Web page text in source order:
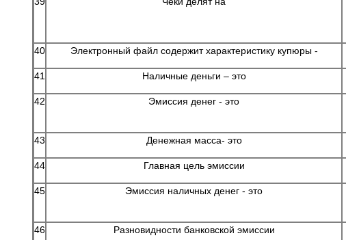
40 Электронный файл содержит характеристику купюры -
41 Наличные деньги – это
42 Эмиссия денег - это
43 Денежная масса- это
44 Главная цель эмиссии
45 Эмиссия наличных денег - это
46 Разновидности банковской эмиссии